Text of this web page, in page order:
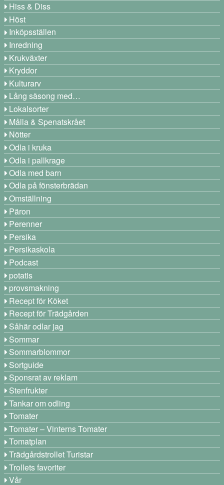
Hiss & Diss
Höst
Inköpsställen
Inredning
Krukväxter
Kryddor
Kulturarv
Lång säsong med…
Lokalsorter
Målla & Spenatskrået
Nötter
Odla i kruka
Odla i pallkrage
Odla med barn
Odla på fönsterbrädan
Omställning
Päron
Perenner
Persika
Persikaskola
Podcast
potatis
provsmakning
Recept för Köket
Recept för Trädgården
Såhär odlar jag
Sommar
Sommarblommor
Sortguide
Sponsrat av reklam
Stenfrukter
Tankar om odling
Tomater
Tomater – Vinterns Tomater
Tomatplan
Trädgårdstrollet Turistar
Trollets favoriter
Vår